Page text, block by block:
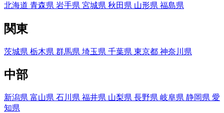
北海道 青森県 岩手県 宮城県 秋田県 山形県 福島県
関東
茨城県 栃木県 群馬県 埼玉県 千葉県 東京都 神奈川県
中部
新潟県 富山県 石川県 福井県 山梨県 長野県 岐阜県 静岡県 愛
知県